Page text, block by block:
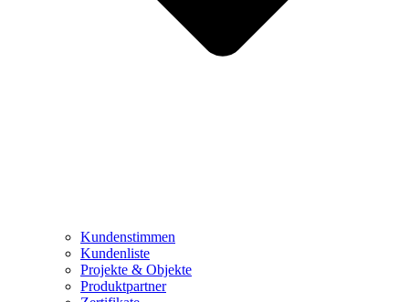
Kundenstimmen
Kundenliste
Projekte & Objekte
Produktpartner